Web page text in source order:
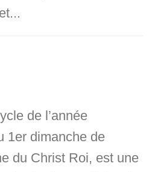
de l’année
1er dimanche de
du Christ Roi, est une